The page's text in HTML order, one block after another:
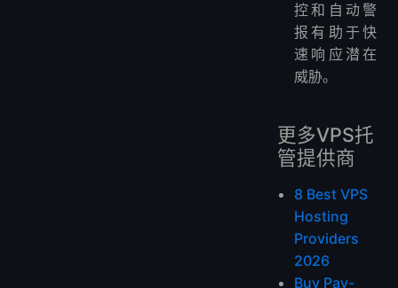
控和自动警
报有助于快
速响应潜在
威胁。
更多VPS托
管提供商
8 Best VPS
Hosting
Providers
2026
Buy Pay-